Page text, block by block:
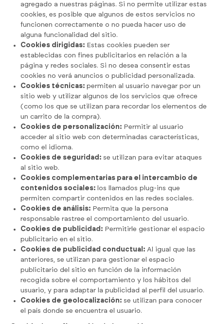
agregado a nuestras páginas. Si no permite utilizar estas
cookies, es posible que algunos de estos servicios no
funcionen correctamente o no pueda hacer uso de
alguna funcionalidad del sitio.
Cookies dirigidas: Estas cookies pueden ser
establecidas con fines publicitarios en relación a la
página y redes sociales. Si no desea consentir estas
cookies no verá anuncios o publicidad personalizada.
Cookies técnicas: permiten al usuario navegar por un
sitio web y utilizar algunos de los servicios que ofrece
(como los que se utilizan para recordar los elementos de
un carrito de la compra).
Cookies de personalización: Permitir al usuario
acceder al sitio web con determinadas características,
como el idioma.
Cookies de seguridad: se utilizan para evitar ataques
al sitio web.
Cookies complementarias para el intercambio de
contenidos sociales: los llamados plug-ins que
permiten compartir contenidos en las redes sociales.
Cookies de análisis: Permita que la persona
responsable rastree el comportamiento del usuario.
Cookies de publicidad: Permitirle gestionar el espacio
publicitario en el sitio.
Cookies de publicidad conductual: Al igual que las
anteriores, se utilizan para gestionar el espacio
publicitario del sitio en función de la información
recogida sobre el comportamiento y los hábitos del
usuario, y para adaptar la publicidad al perfil del usuario.
Cookies de geolocalización: se utilizan para conocer
el país donde se encuentra el usuario.